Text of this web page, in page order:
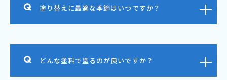
塗り替えに最適な季節はいつですか？
どんな塗料で塗るのが良いですか？